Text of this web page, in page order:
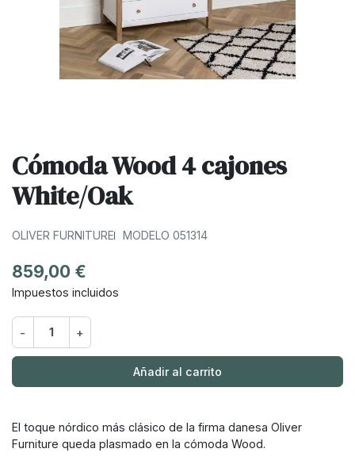
Cómoda Wood 4 cajones
White/Oak
OLIVER FURNITURE MODELO 051314
859,00 €
Impuestos incluidos
- +
Añadir al carrito
El toque nórdico más clásico de la firma danesa Oliver
Furniture queda plasmado en la cómoda Wood.